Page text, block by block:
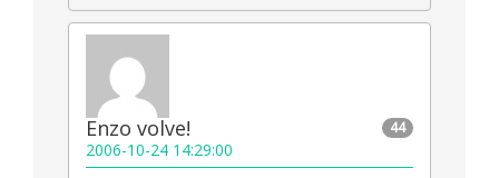
44
Enzo volve!
2006-10-24 14:29:00